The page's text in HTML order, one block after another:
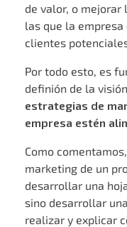
de valor, o mejorar
las que la
clientes
Por todo esto, es
definión de la
estrategias de
empresa estén
Como
marketing de un
desarrollar una
sino desarrollar
realizar y explicar